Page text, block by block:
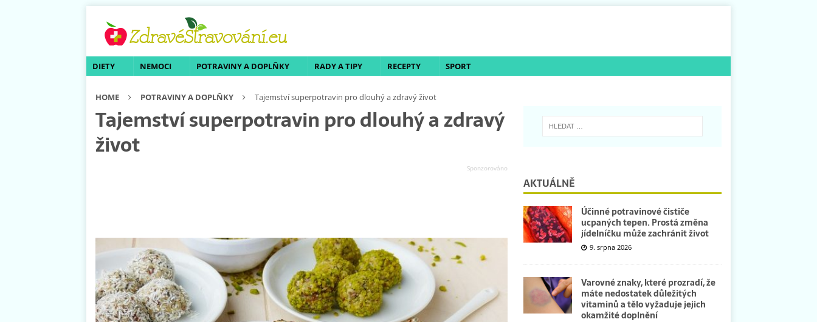
DIETY NEMOCI POTRAVINY A DOPLŇKY RADY A TIPY RECEPTY SPORT
HOME POTRAVINY A DOPLŇKY Tajemství superpotravin pro dlouhý a zdravý život
Tajemství superpotravin pro dlouhý a zdravý
život
AKTUÁLNĚ
Účinné potravinové čističe
ucpaných tepen. Prostá změna
jídelníčku může zachránit život
9. srpna 2026
Varovné znaky, které prozradí, že
máte nedostatek důležitých
vitaminů a tělo vyžaduje jejich
okamžité doplnění